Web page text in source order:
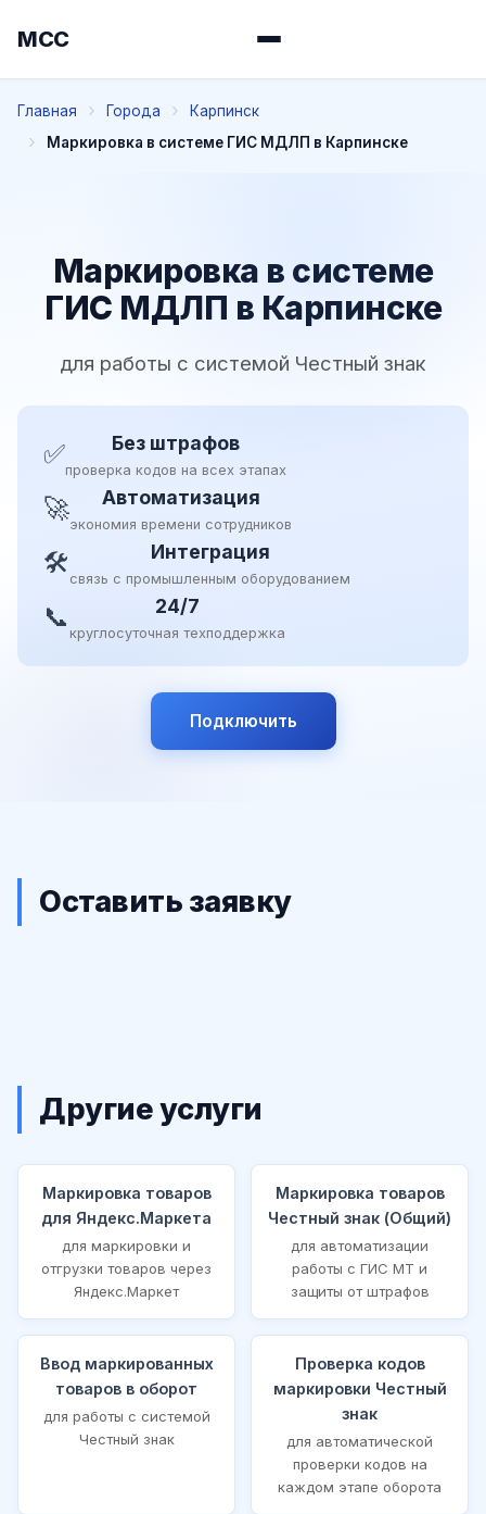
МСС
Главная Города
Карпинск
Маркировка в системе ГИС МДЛП в Карпинске
Маркировка в системе
ГИС МДЛП в Карпинске
для работы с системой Честный знак
✅ Без штрафов
проверка кодов на всех этапах
🚀 Автоматизация
экономия времени сотрудников
🛠 Интеграция
связь с промышленным оборудованием
📞 24/7
круглосуточная техподдержка
Подключить
Оставить заявку
Другие услуги
Маркировка товаров
для Яндекс.Маркета
для маркировки и
отгрузки товаров через
Яндекс.Маркет
Маркировка товаров
Честный знак (Общий)
для автоматизации
работы с ГИС МТ и
защиты от штрафов
Ввод маркированных
товаров в оборот
для работы с системой
Честный знак
Проверка кодов
маркировки Честный
знак
для автоматической
проверки кодов на
каждом этапе оборота